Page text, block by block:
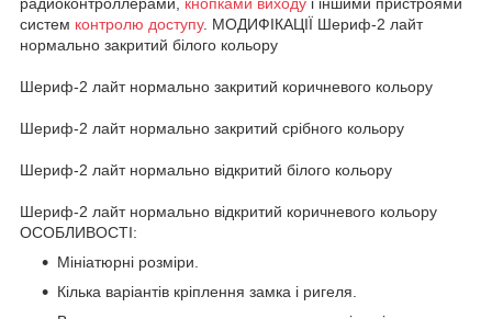
систем контролю доступу. МОДИФІКАЦІЇ Шериф-2 лайт
нормально закритий білого кольору
Шериф-2 лайт нормально закритий коричневого кольору
Шериф-2 лайт нормально закритий срібного кольору
Шериф-2 лайт нормально відкритий білого кольору
Шериф-2 лайт нормально відкритий коричневого кольору
ОСОБЛИВОСТІ:
Мініатюрні розміри.
Кілька варіантів кріплення замка і ригеля.